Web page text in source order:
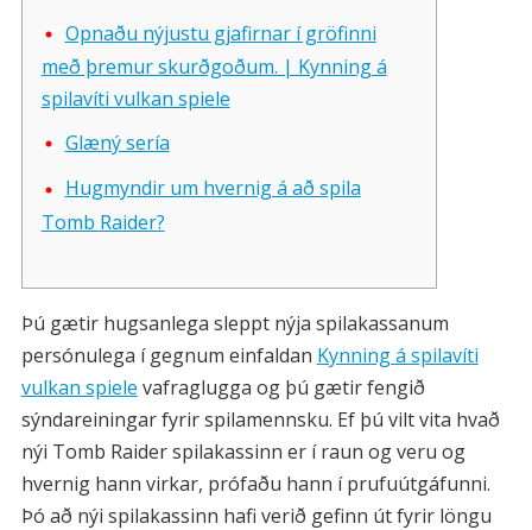
Opnaðu nýjustu gjafirnar í gröfinni
með þremur skurðgoðum. | Kynning á
spilavíti vulkan spiele
Glæný sería
Hugmyndir um hvernig á að spila
Tomb Raider?
Þú gætir hugsanlega sleppt nýja spilakassanum
persónulega í gegnum einfaldan Kynning á spilavíti
vulkan spiele vafraglugga og þú gætir fengið
sýndareiningar fyrir spilamennsku. Ef þú vilt vita hvað
nýi Tomb Raider spilakassinn er í raun og veru og
hvernig hann virkar, prófaðu hann í prufuútgáfunni.
Þó að nýi spilakassinn hafi verið gefinn út fyrir löngu